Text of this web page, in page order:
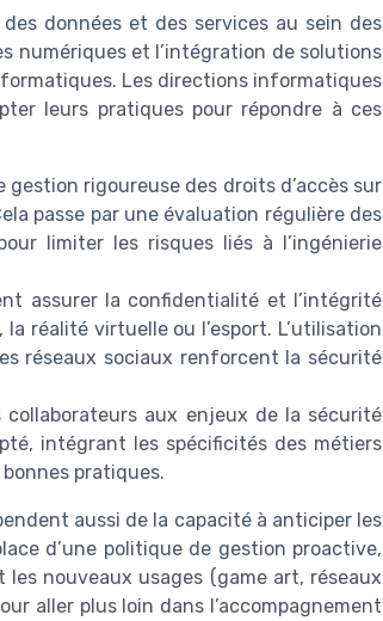
données et des services au sein des
numériques et l’intégration de solutions
Les directions informatiques
leurs pratiques pour répondre à ces
gestion rigoureuse des droits d’accès sur
passe par une évaluation régulière des
limiter les risques liés à l’ingénierie
assurer la confidentialité et l’intégrité
réalité virtuelle ou l’esport. L’utilisation
réseaux sociaux renforcent la sécurité
collaborateurs aux enjeux de la sécurité
intégrant les spécificités des métiers
pratiques.
aussi de la capacité à anticiper les
d’une politique de gestion proactive,
nouveaux usages (game art, réseaux
aller plus loin dans l’accompagnement